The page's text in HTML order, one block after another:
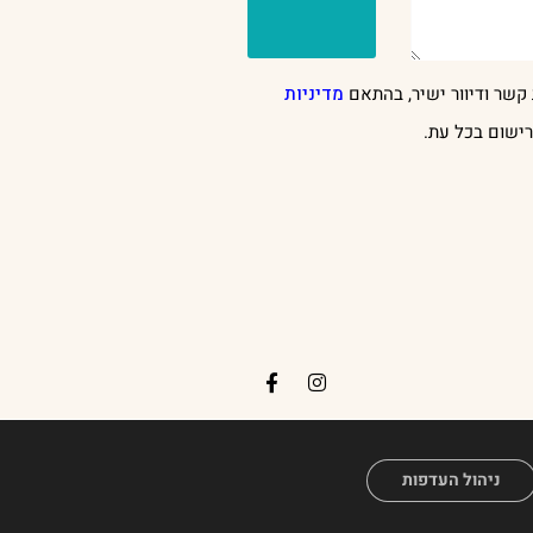
ודיוור ישיר, בהתאם מדיניות
בכל עת.
ניהול העדפות